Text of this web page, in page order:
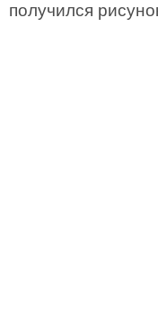
получился